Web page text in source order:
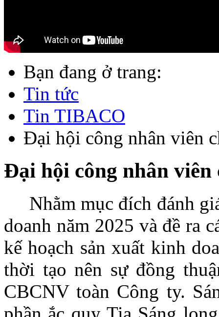
Bạn đang ở trang:
Tin tức
Tin TIBACO
Đại hội công nhân viên
Đại hội công nhân viên
Nhằm mục đích đánh
doanh năm 2025 và đề ra
kế hoạch sản xuất kinh
thời tạo nên sự đồng
CBCNV toàn Công ty.